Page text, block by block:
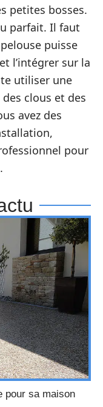
petites bosses.
parfait. Il faut
puisse
l’intégrer sur la
utiliser une
clous et des
avez des
pour
pour sa maison